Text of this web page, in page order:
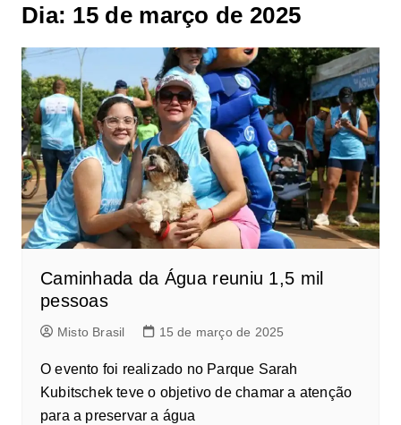
Dia: 15 de março de 2025
Caminhada da Água reuniu 1,5 mil
pessoas
Misto Brasil 15 de março de 2025
O evento foi realizado no Parque Sarah
Kubitschek teve o objetivo de chamar a atenção
para a preservar a água